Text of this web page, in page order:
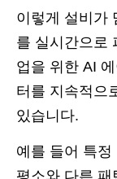
이렇게 설비가
를 실시간으로
업을 위한 AI
터를 지속적으
있습니다.
예를 들어 특정
평소와 다른